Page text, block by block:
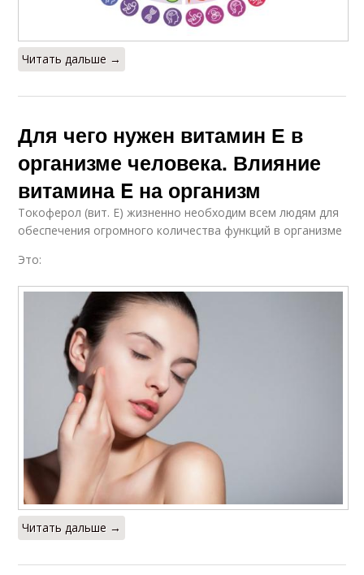
Читать дальше →
Для чего нужен витамин Е в
организме человека. Влияние
витамина E на организм
Токоферол (вит. Е) жизненно необходим всем людям для
обеспечения огромного количества функций в организме
Это:
Читать дальше →